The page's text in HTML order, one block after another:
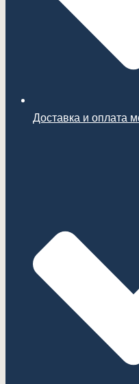
Доставка и оплата